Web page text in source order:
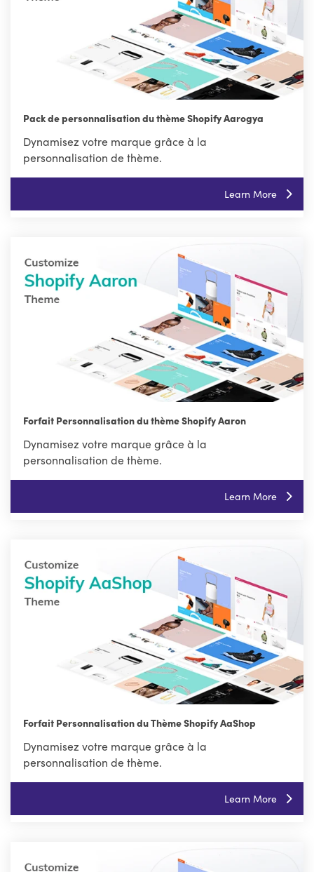
Pack de personnalisation du thème Shopify Aarogya
Dynamisez votre marque grâce à la
personnalisation de thème.
Learn More
Forfait Personnalisation du thème Shopify Aaron
Dynamisez votre marque grâce à la
personnalisation de thème.
Learn More
Forfait Personnalisation du Thème Shopify AaShop
Dynamisez votre marque grâce à la
personnalisation de thème.
Learn More